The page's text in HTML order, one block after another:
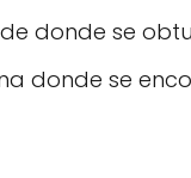
donde se
donde se